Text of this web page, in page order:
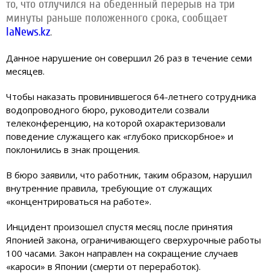
то, что отлучился на обеденный перерыв на три
минуты раньше положенного срока, сообщает
IaNews.kz.
Данное нарушение он совершил 26 раз в течение семи
месяцев.
Чтобы наказать провинившегося 64-летнего сотрудника
водопроводного бюро, руководители созвали
телеконференцию, на которой охарактеризовали
поведение служащего как «глубоко прискорбное» и
поклонились в знак прощения.
В бюро заявили, что работник, таким образом, нарушил
внутренние правила, требующие от служащих
«концентрироваться на работе».
Инцидент произошел спустя месяц после принятия
Японией закона, ограничивающего сверхурочные работы
100 часами. Закон направлен на сокращение случаев
«кароси» в Японии (смерти от переработок).